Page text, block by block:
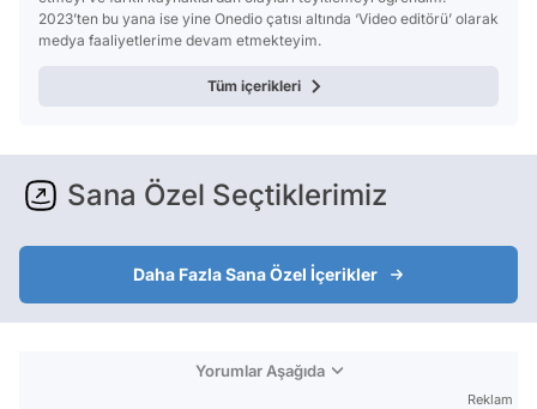
2023’ten bu yana ise yine Onedio çatısı altında ‘Video editörü’ olarak
medya faaliyetlerime devam etmekteyim.
Tüm içerikleri
Sana Özel Seçtiklerimiz
Daha Fazla Sana Özel İçerikler
Yorumlar Aşağıda
Reklam